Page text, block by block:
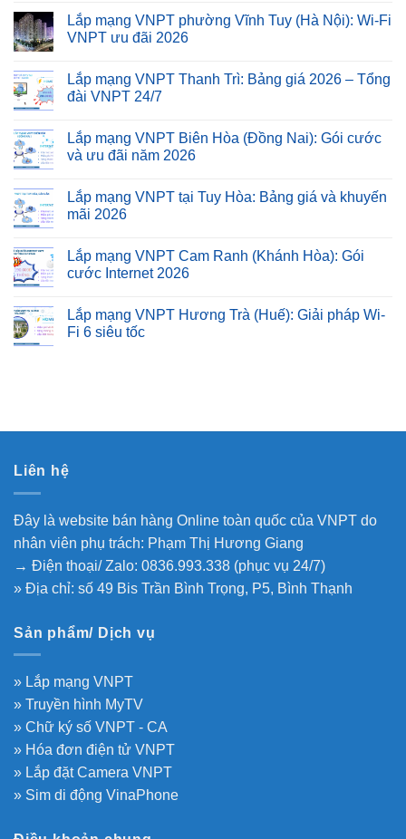
Lắp mạng VNPT phường Vĩnh Tuy (Hà Nội): Wi-Fi
VNPT ưu đãi 2026
Lắp mạng VNPT Thanh Trì: Bảng giá 2026 – Tổng
đài VNPT 24/7
Lắp mạng VNPT Biên Hòa (Đồng Nai): Gói cước
và ưu đãi năm 2026
Lắp mạng VNPT tại Tuy Hòa: Bảng giá và khuyến
mãi 2026
Lắp mạng VNPT Cam Ranh (Khánh Hòa): Gói
cước Internet 2026
Lắp mạng VNPT Hương Trà (Huế): Giải pháp Wi-
Fi 6 siêu tốc
Liên hệ
Đây là website bán hàng Online toàn quốc của VNPT do
nhân viên phụ trách: Phạm Thị Hương Giang
→ Điện thoại/ Zalo: 0836.993.338 (phục vụ 24/7)
» Địa chỉ: số 49 Bis Trần Bình Trọng, P5, Bình Thạnh
Sản phẩm/ Dịch vụ
» Lắp mạng VNPT
» Truyền hình MyTV
» Chữ ký số VNPT - CA
» Hóa đơn điện tử VNPT
» Lắp đặt Camera VNPT
» Sim di động VinaPhone